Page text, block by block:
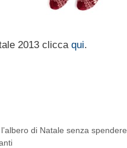
2013 clicca qui.
di Natale senza spendere